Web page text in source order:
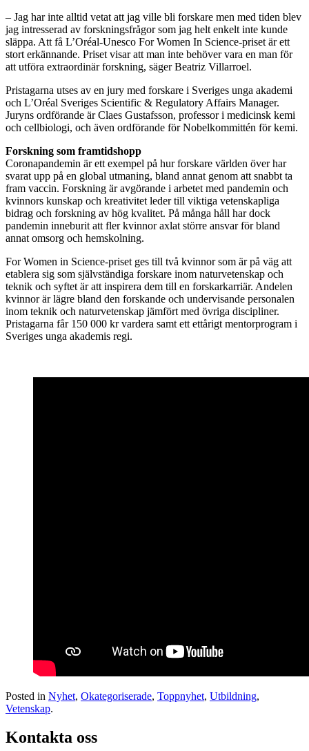
– Jag har inte alltid vetat att jag ville bli forskare men med tiden blev
jag intresserad av forskningsfrågor som jag helt enkelt inte kunde
släppa. Att få L’Oréal-Unesco For Women In Science-priset är ett
stort erkännande. Priset visar att man inte behöver vara en man för
att utföra extraordinär forskning, säger Beatriz Villarroel.
Pristagarna utses av en jury med forskare i Sveriges unga akademi
och L’Oréal Sveriges Scientific & Regulatory Affairs Manager.
Juryns ordförande är Claes Gustafsson, professor i medicinsk kemi
och cellbiologi, och även ordförande för Nobelkommittén för kemi.
Forskning som framtidshopp
Coronapandemin är ett exempel på hur forskare världen över har
svarat upp på en global utmaning, bland annat genom att snabbt ta
fram vaccin. Forskning är avgörande i arbetet med pandemin och
kvinnors kunskap och kreativitet leder till viktiga vetenskapliga
bidrag och forskning av hög kvalitet. På många håll har dock
pandemin inneburit att fler kvinnor axlat större ansvar för bland
annat omsorg och hemskolning.
For Women in Science-priset ges till två kvinnor som är på väg att
etablera sig som självständiga forskare inom naturvetenskap och
teknik och syftet är att inspirera dem till en forskarkarriär. Andelen
kvinnor är lägre bland den forskande och undervisande personalen
inom teknik och naturvetenskap jämfört med övriga discipliner.
Pristagarna får 150 000 kr vardera samt ett ettårigt mentorprogram i
Sveriges unga akademis regi.
Posted in Nyhet, Okategoriserade, Toppnyhet, Utbildning,
Vetenskap.
Kontakta oss